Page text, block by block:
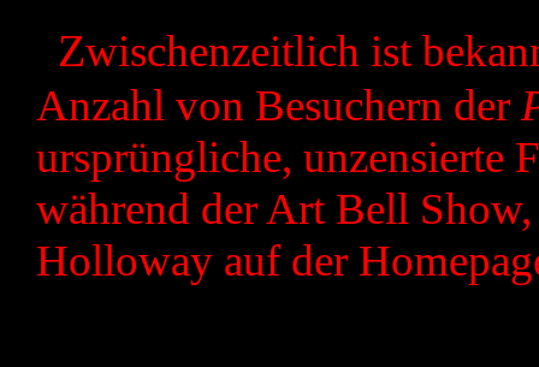
Zwischenzeitlich ist
Anzahl von Besuchern der
ursprüngliche, unzensierte
während der Art Bell
Holloway auf der